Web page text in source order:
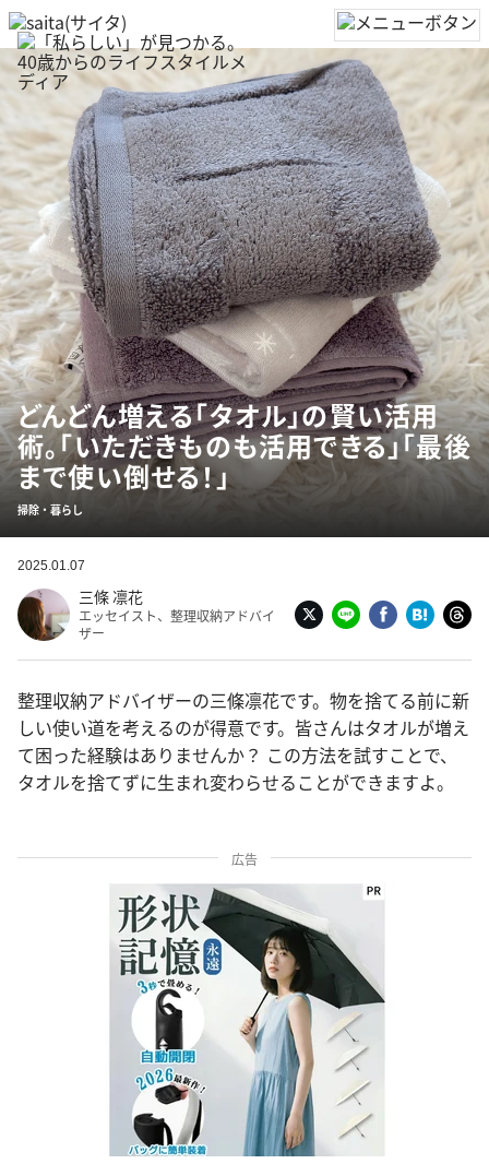
どんどん増える「タオル」の賢い活用
術。「いただきものも活用できる」「最後
まで使い倒せる！」
掃除・暮らし
2025.01.07
三條 凛花
エッセイスト、整理収納アドバイ
ザー
整理収納アドバイザーの三條凛花です。物を捨てる前に新
しい使い道を考えるのが得意です。皆さんはタオルが増え
て困った経験はありませんか？ この方法を試すことで、
タオルを捨てずに生まれ変わらせることができますよ。
広告